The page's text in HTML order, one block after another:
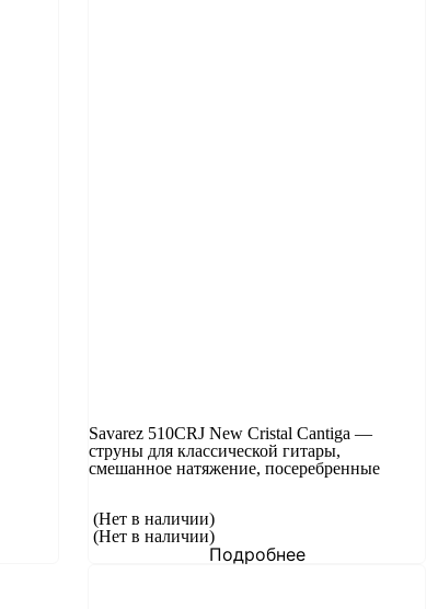
Savarez 510CRJ New Cristal Cantiga —
струны для классической гитары,
смешанное натяжение, посеребренные
(Нет в наличии)
(Нет в наличии)
Подробнее